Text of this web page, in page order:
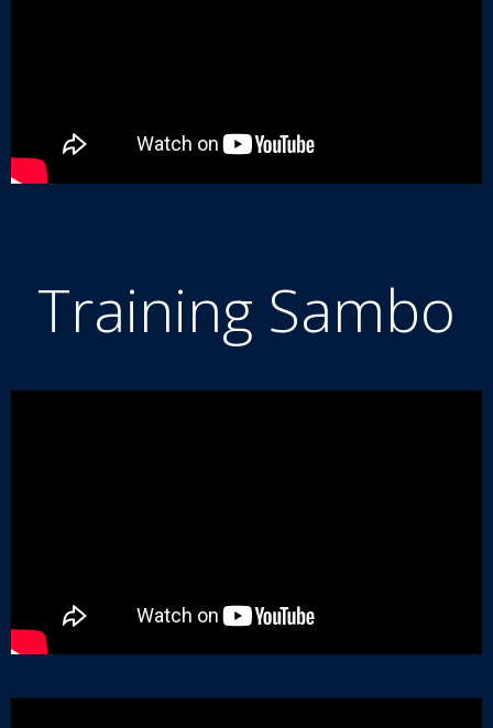
Training Sambo